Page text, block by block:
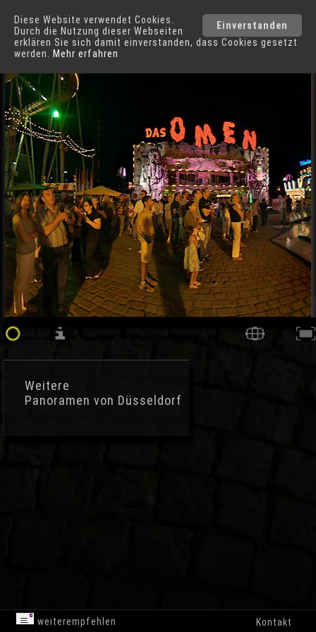
Einverstanden
Diese Website verwendet Cookies.
Durch die Nutzung dieser Webseiten
erklären Sie sich damit einverstanden, dass Cookies gesetzt
werden.
Mehr erfahren
Düsseldorf Städte
Weitere
Panoramen von Düsseldorf
weiterempfehlen Kontakt